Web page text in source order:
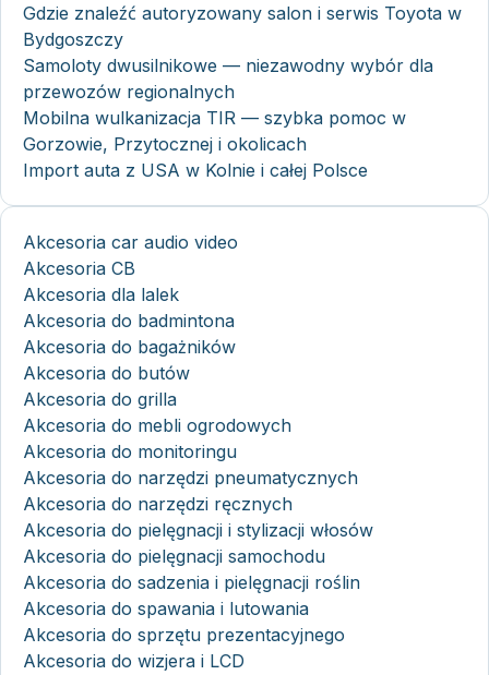
Gdzie znaleźć autoryzowany salon i serwis Toyota w
Bydgoszczy
Samoloty dwusilnikowe — niezawodny wybór dla
przewozów regionalnych
Mobilna wulkanizacja TIR — szybka pomoc w
Gorzowie, Przytocznej i okolicach
Import auta z USA w Kolnie i całej Polsce
Akcesoria car audio video
Akcesoria CB
Akcesoria dla lalek
Akcesoria do badmintona
Akcesoria do bagażników
Akcesoria do butów
Akcesoria do grilla
Akcesoria do mebli ogrodowych
Akcesoria do monitoringu
Akcesoria do narzędzi pneumatycznych
Akcesoria do narzędzi ręcznych
Akcesoria do pielęgnacji i stylizacji włosów
Akcesoria do pielęgnacji samochodu
Akcesoria do sadzenia i pielęgnacji roślin
Akcesoria do spawania i lutowania
Akcesoria do sprzętu prezentacyjnego
Akcesoria do wizjera i LCD